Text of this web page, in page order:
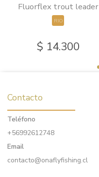
Fluorflex trout leader
RIO
$ 14.300
Contacto
Teléfono
+56992612748
Email
contacto@onaflyfishing.cl